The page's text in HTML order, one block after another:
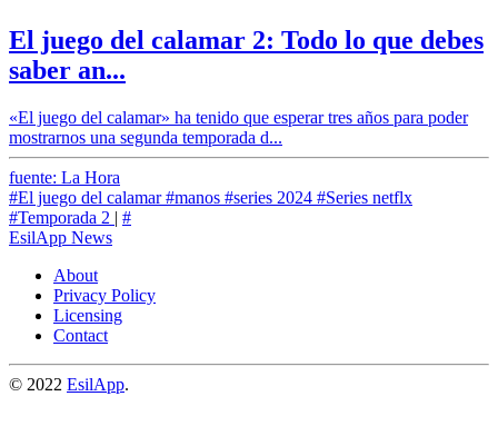
El juego del calamar 2: Todo lo que debes
saber an...
«El juego del calamar» ha tenido que esperar tres años para poder
mostrarnos una segunda temporada d...
fuente: La Hora
#El juego del calamar #manos #series 2024 #Series netflx
#Temporada 2 | #
EsilApp News
About
Privacy Policy
Licensing
Contact
© 2022 EsilApp.